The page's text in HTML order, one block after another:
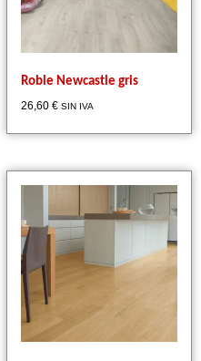
Roble Newcastle gris
26,60 € SIN IVA